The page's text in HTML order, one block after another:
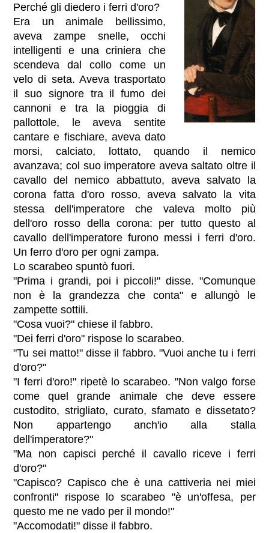
Perché gli diedero i ferri d'oro?
Era un animale bellissimo,
aveva zampe snelle, occhi
intelligenti e una criniera che
scendeva dal collo come un
velo di seta. Aveva trasportato
il suo signore tra il fumo dei
cannoni e tra la pioggia di
pallottole, le aveva sentite
cantare e fischiare, aveva dato
morsi, calciato, lottato, quando il nemico
avanzava; col suo imperatore aveva saltato oltre il
cavallo del nemico abbattuto, aveva salvato la
corona fatta d'oro rosso, aveva salvato la vita
stessa dell'imperatore che valeva molto più
dell'oro rosso della corona: per tutto questo al
cavallo dell'imperatore furono messi i ferri d'oro.
Un ferro d'oro per ogni zampa.
Lo scarabeo spuntò fuori.
"Prima i grandi, poi i piccoli!" disse. "Comunque
non è la grandezza che conta" e allungò le
zampette sottili.
"Cosa vuoi?" chiese il fabbro.
"Dei ferri d'oro" rispose lo scarabeo.
"Tu sei matto!" disse il fabbro. "Vuoi anche tu i ferri
d'oro?"
"I ferri d'oro!" ripetè lo scarabeo. "Non valgo forse
come quel grande animale che deve essere
custodito, strigliato, curato, sfamato e dissetato?
Non appartengo anch'io alla stalla
dell'imperatore?"
"Ma non capisci perché il cavallo riceve i ferri
d'oro?"
"Capisco? Capisco che è una cattiveria nei miei
confronti" rispose lo scarabeo "è un'offesa, per
questo me ne vado per il mondo!"
"Accomodati!" disse il fabbro.